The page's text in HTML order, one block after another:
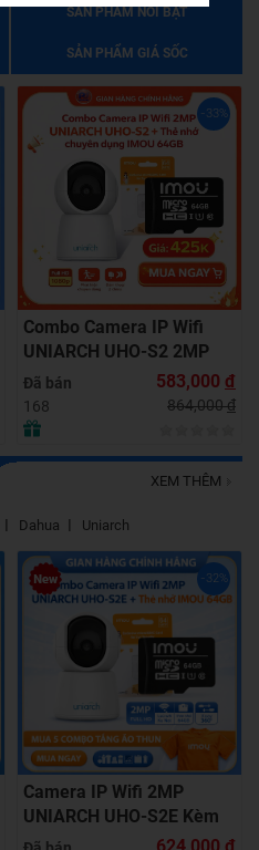
SẢN PHẨM NỔI BẬT
SẢN PHẨM GIÁ SỐC
-33%
Combo Camera IP Wifi
UNIARCH UHO-S2 2MP
Kèm Thẻ Nhớ IMOU 64GB
| Phù Hợp Nhà & Cửa Hàng
Đã bán
168
583,000 đ
864,000đ
Dahua Uniarch
XEM THÊM
-32%
Camera IP Wifi 2MP
UNIARCH UHO-S2E Kèm
Thẻ Nhớ IMOU 64GB |